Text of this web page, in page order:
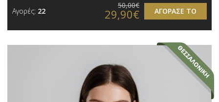
Αγορές: 22 ΑΓΟΡΑΣΕ ΤΟ
50,00€
29,90€